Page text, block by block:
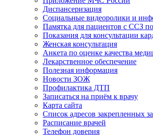
Диспансеризация
Социальные видеоролики и
Памятка для пациентов с ССЗ
Показания для консультации
Женская консультация
Анкета по оценке качества
Лекарственное обеспечение
Полезная информация
Новости ЗОЖ
Профилактика ДТП
Записаться на приём к врачу
Карта сайта
Список адресов закрепленных
Расписание врачей
Телефон доверия